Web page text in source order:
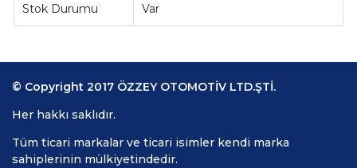
Stok Durumu Var
© Copyright 2017 ÖZZEY OTOMOTİV LTD.ŞTİ.
Her hakkı saklıdır.
Tüm ticari markalar ve ticari isimler kendi marka
sahiplerinin mülkiyetindedir.